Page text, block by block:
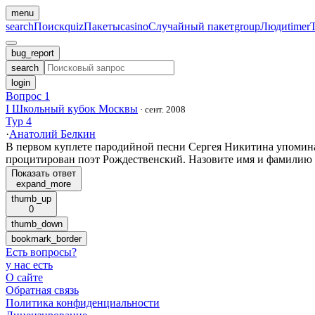
menu
searchПоискquizПакетыcasinoСлучайный пакетgroupЛюдиtimer
bug_report
search
login
Вопрос 1
I Школьный кубок Москвы · сент. 2008
Тур 4
·Анатолий Белкин
В первом куплете пародийной песни Сергея Никитина
процитирован поэт Рождественский. Назовите имя и фамилию
Показать ответ
expand_more
thumb_up
0
thumb_down
bookmark_border
Есть вопросы?
у нас есть
О сайте
Обратная связь
Политика конфиденциальности